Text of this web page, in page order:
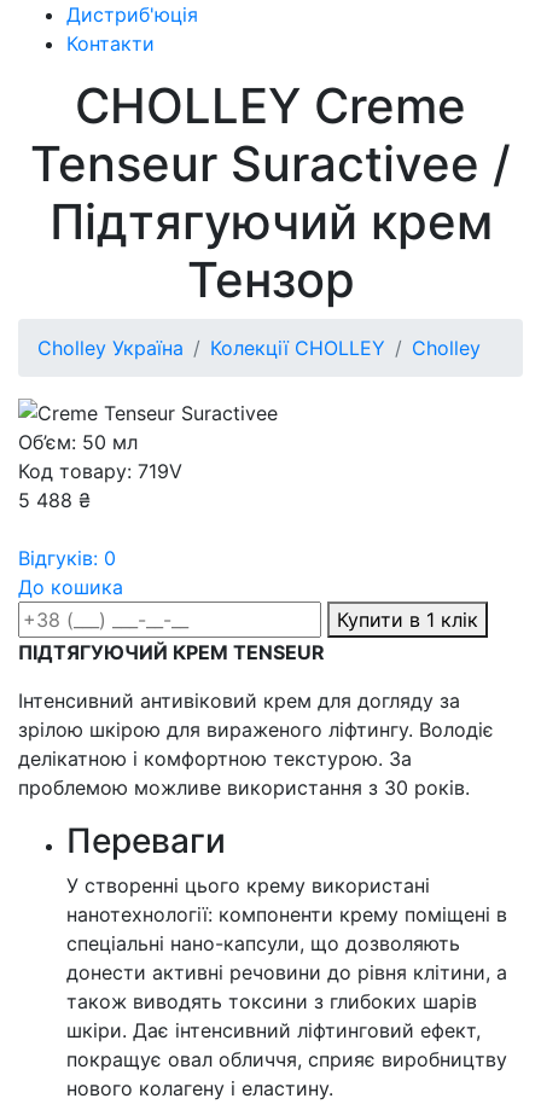
Дистриб'юція
Контакти
CHOLLEY Creme
Tenseur Suractivee /
Підтягуючий крем
Тензор
Cholley Україна Колекції CHOLLEY Cholley
Об’єм: 50 мл
Код товару: 719V
5 488 ₴
Відгуків: 0
До кошика
Купити в 1 клік
ПІДТЯГУЮЧИЙ КРЕМ TENSEUR
Інтенсивний антивіковий крем для догляду за
зрілою шкірою для вираженого ліфтингу. Володіє
делікатною і комфортною текстурою. За
проблемою можливе використання з 30 років.
Переваги
У створенні цього крему використані
нанотехнології: компоненти крему поміщені в
спеціальні нано-капсули, що дозволяють
донести активні речовини до рівня клітини, а
також виводять токсини з глибоких шарів
шкіри. Дає інтенсивний ліфтинговий ефект,
покращує овал обличчя, сприяє виробництву
нового колагену і еластину.